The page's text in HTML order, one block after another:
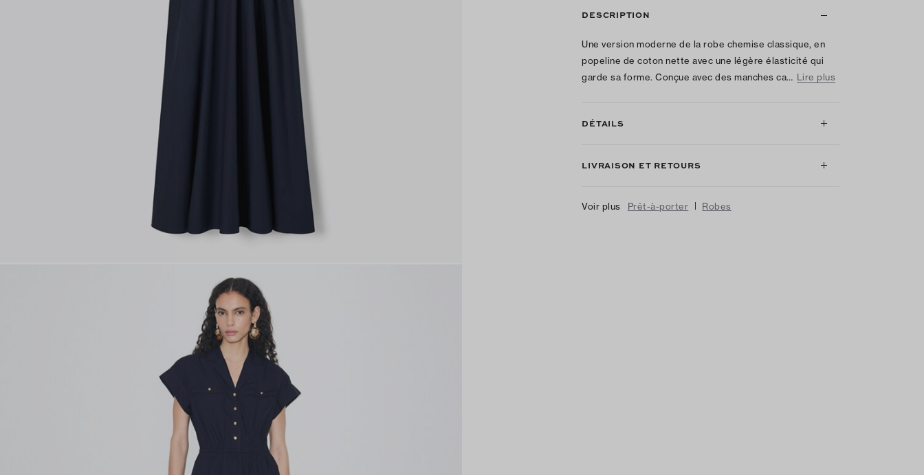
DESCRIPTION
Une version moderne de la robe chemise classique, en
popeline de coton nette avec une légère élasticité qui
garde sa forme. Conçue avec des manches ca… Lire plus
DÉTAILS
LIVRAISON ET RETOURS
Voir plus Prêt-à-porter | Robes